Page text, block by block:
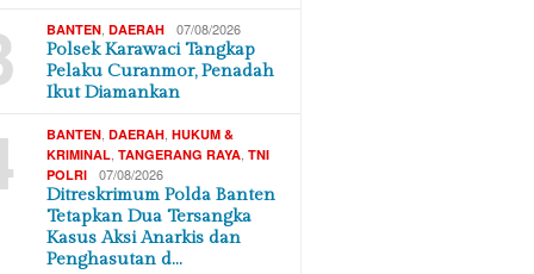
BANTEN,DAERAH 07/08/2026
Polsek Karawaci Tangkap
Pelaku Curanmor, Penadah
Ikut Diamankan
BANTEN,DAERAH,HUKUM &
KRIMINAL,TANGERANG RAYA,TNI
POLRI
07/08/2026
Ditreskrimum Polda Banten
Tetapkan Dua Tersangka
Kasus Aksi Anarkis dan
Penghasutan d…